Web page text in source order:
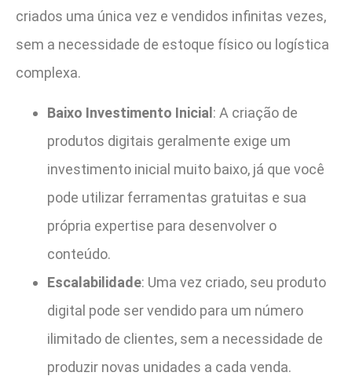
criados uma única vez e vendidos infinitas vezes,
sem a necessidade de estoque físico ou logística
complexa.
Baixo Investimento Inicial: A criação de
produtos digitais geralmente exige um
investimento inicial muito baixo, já que você
pode utilizar ferramentas gratuitas e sua
própria expertise para desenvolver o
conteúdo.
Escalabilidade: Uma vez criado, seu produto
digital pode ser vendido para um número
ilimitado de clientes, sem a necessidade de
produzir novas unidades a cada venda.